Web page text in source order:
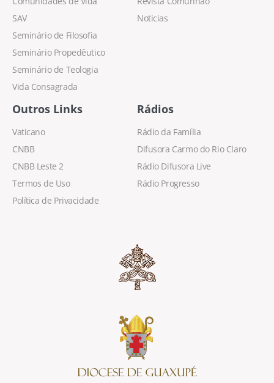
SAV
Seminário de Filosofia
Seminário Propedêutico
Seminário de Teologia
Vida Consagrada
Noticias
Outros Links
Vaticano
CNBB
CNBB Leste 2
Termos de Uso
Política de Privacidade
Rádios
Rádio da Família
Difusora Carmo do Rio Claro
Rádio Difusora Live
Rádio Progresso